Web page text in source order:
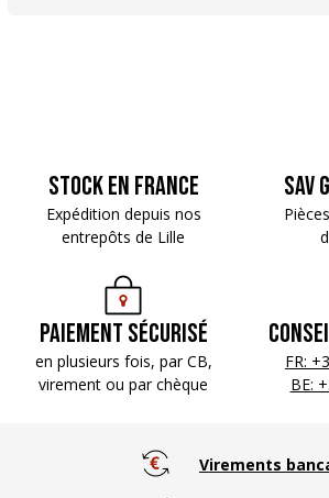
Stock en France
Expédition depuis nos
entrepôts de Lille
Paiement sécurisé
en plusieurs fois, par CB,
virement ou par chèque
FR:
BE:
Virements